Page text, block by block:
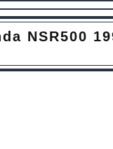
NSR500